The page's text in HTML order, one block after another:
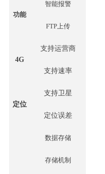
功能
智能报警
FTP上传
4G
支持运营商
支持速率
定位
支持卫星
定位误差
数据存储
存储机制